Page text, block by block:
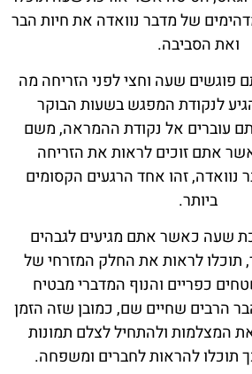
של מדבר נוואדה את חיות הבר
ואת הסביבה.
שעה וחצי לפני הזריחה מה
לנקודת המפגש בשעות הבוקר
עוברים אל נקודת ההמראה, משם
אתם זוכים לראות את הזריחה
זהו אחד הרגעים הקסומים
ביותר.
שעה כאשר אתם מגיעים לגבהים
תוכלו לראות את החלק המזרחי של
כפריים והנוף המדברי מבטיח
הרבים שחיים שם, כמובן שזה הזמן
המצלמות ולהתחיל לצלם תמונות
תוכלו להראות לחברים ומשפחה.